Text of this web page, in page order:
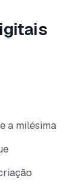
a milésima